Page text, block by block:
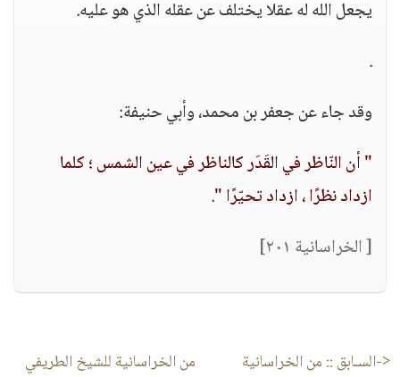
يجعل الله له عقلا يختلف عن عقله الذي هو عليه.
.
وقد جاء عن جعفر بن محمد، وأبي حنيفة:
" أن النّاظر في القَدَر كالناظر في عين الشمس ؛ كلما
ازداد نظرًا ، ازداد تحيّرًا ".
[ الخراسانية ٢٠١]
<-السـابق :: من الخراسانية
من الخراسانية للشيخ الطريفي